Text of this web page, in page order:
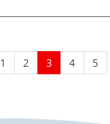
Seite
1 2 3 4 5